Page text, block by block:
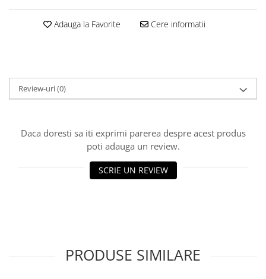
Adauga la Favorite Cere informatii
Review-uri(0)
Daca doresti sa iti exprimi parerea despre acest produs
poti adauga un review.
SCRIE UN REVIEW
PRODUSE SIMILARE